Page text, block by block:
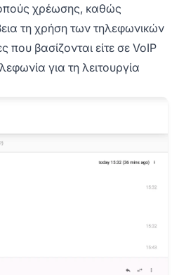
χρέωσης, καθώς
τη χρήση των τηλεφωνικών
που βασίζονται είτε σε VoIP
για τη λειτουργία